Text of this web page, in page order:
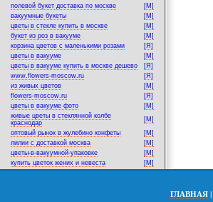
полевой букет доставка по москве
[M]
вакуумные букеты
[M]
цветы в стекле купить в москве
[M]
букет из роз в вакууме
[M]
корзина цветов с маленькими розами
[Я]
цветы в вакууме
[M]
цветы в вакууме купить в москве дешево
[Я]
www.flowers-moscow.ru
[Я]
из живых цветов
[M]
flowers-moscow.ru
[Я]
цветы в вакууме фото
[M]
живые цветы в стеклянной колбе
краснодар
[M]
оптовый рынок в жулебино конфеты
[M]
лилии с доставкой москва
[M]
цветы-в-вакуумной-упаковке
[M]
купить цветок жених и невеста
[M]
ГЛАВНАЯ |